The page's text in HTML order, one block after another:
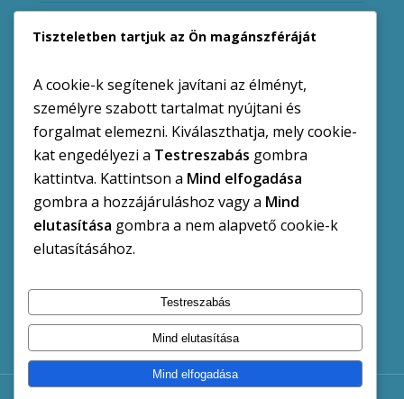
DRV Zrt. Közlemény
Balaton Vox kórus – tagfelvétel
Kategóriák
Tiszteletben tartjuk az Ön magánszféráját
A cookie-k segítenek javítani az élményt,
személyre szabott tartalmat nyújtani és
forgalmat elemezni. Kiválaszthatja, mely cookie-
kat engedélyezi a Testreszabás gombra
kattintva. Kattintson a Mind elfogadása
gombra a hozzájáruláshoz vagy a Mind
elutasítása gombra a nem alapvető cookie-k
elutasításához.
Testreszabás
Mind elutasítása
Mind elfogadása